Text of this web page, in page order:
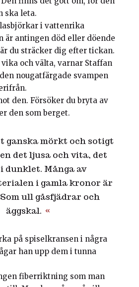
ska leta.
i vattenrika
är antingen död eller döende
du sträcker dig efter tickan.
och välta, varnar Staffan
nougatfärgade svampen
den. Försöker du bryta av
den som berget.
ganska mörkt och sotigt
det ljusa och vita, det
dunklet. Många av
i gamla kronor är
ull gåsfjädrar och
äggskal.
på spiselkransen i några
han upp dem i tunna
fiberriktning som man